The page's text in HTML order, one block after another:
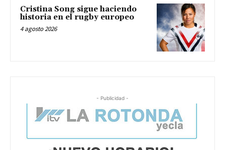
Cristina Song sigue haciendo
historia en el rugby europeo
4 agosto 2026
- Publicidad -